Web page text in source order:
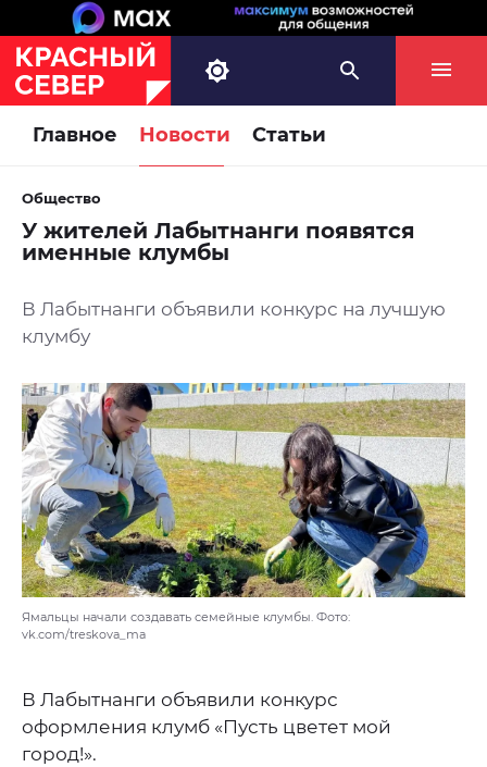
Главное Новости Статьи
Общество
У жителей Лабытнанги появятся
именные клумбы
В Лабытнанги объявили конкурс на лучшую
клумбу
Ямальцы начали создавать семейные клумбы. Фото:
vk.com/treskova_ma
В Лабытнанги объявили конкурс
оформления клумб «Пусть цветет мой
город!».